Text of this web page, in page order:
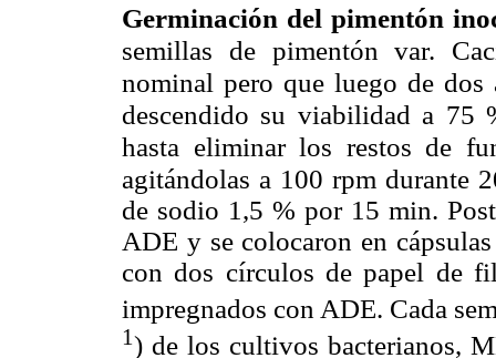
Germinación del pimentón
semillas de pimentón var.
nominal pero que luego de dos
descendido su viabilidad a 75
hasta eliminar los restos de
agitándolas a 100 rpm durante
de sodio 1,5 % por 15 min.
ADE y se colocaron en
con dos círculos de papel de
impregnados con ADE. Cada
1) de los cultivos bacterianos,